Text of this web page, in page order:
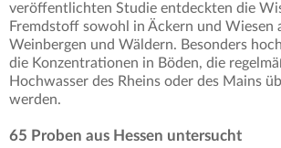
veröffentlichten Studie entdeckten die
Fremdstoff sowohl in Äckern und Wiesen
Weinbergen und Wäldern. Besonders
die Konzentrationen in Böden, die
Hochwasser des Rheins oder des Mains
werden.
65 Proben aus Hessen untersucht